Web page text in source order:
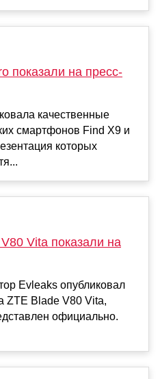
показали на пресс-
качественные
смартфонов Find X9 и
которых
Vita показали на
Evleaks опубликовал
ZTE Blade V80 Vita,
официально.